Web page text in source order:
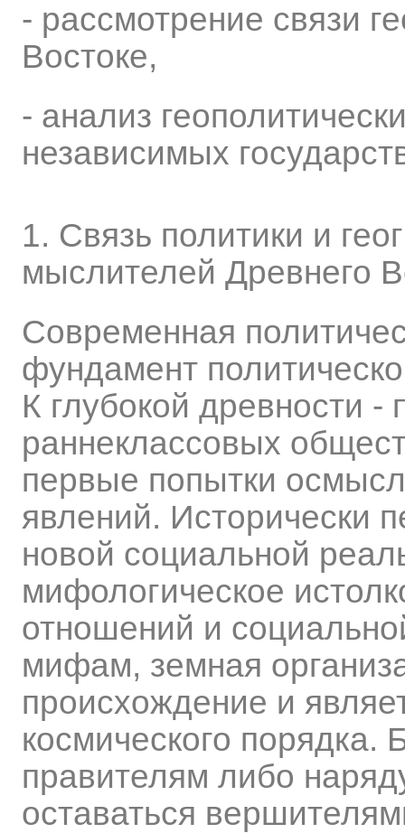
- рассмотрение связи
Востоке,
- анализ
независимых
1. Связь политики и
мыслителей Древнего
Современная
фундамент
К глубокой древности -
раннеклассовых
первые попытки
явлений. Исторически
новой социальной
мифологическое
отношений и
мифам, земная
происхождение и
космического
правителям либо
оставаться